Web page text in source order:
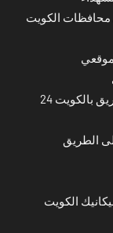
بنشر تصليح سيارات متنقل متطور على الطريق بالكويت 24
الطريق
الكويت